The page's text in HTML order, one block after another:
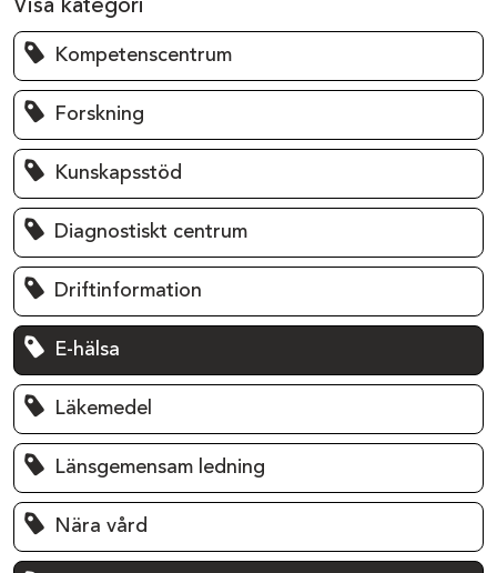
Visa kategori
Kompetenscentrum
Forskning
Kunskapsstöd
Diagnostiskt centrum
Driftinformation
E-hälsa
Läkemedel
Länsgemensam ledning
Nära vård